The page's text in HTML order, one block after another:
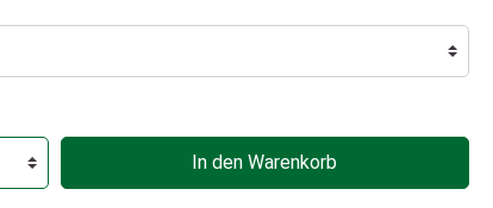
In den Warenkorb